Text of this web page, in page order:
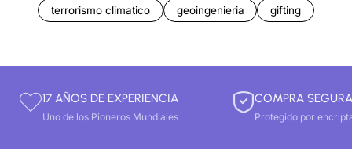
terrorismo climatico
geoingenieria gifting
17 AÑOS DE EXPERIENCIA
Uno de los Pioneros Mundiales
COMPRA SEGURA
Protegido por